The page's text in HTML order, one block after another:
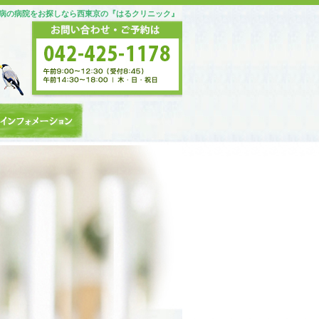
の病院をお探しなら西東京の『はるクリニック』